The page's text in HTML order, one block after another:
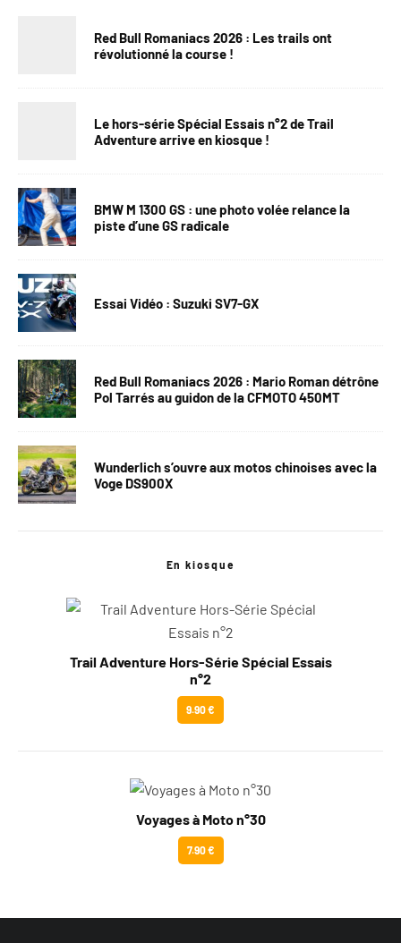
Red Bull Romaniacs 2026 : Les trails ont
révolutionné la course !
Le hors-série Spécial Essais n°2 de Trail
Adventure arrive en kiosque !
BMW M 1300 GS : une photo volée relance la
piste d’une GS radicale
Essai Vidéo : Suzuki SV7-GX
Red Bull Romaniacs 2026 : Mario Roman détrône
Pol Tarrés au guidon de la CFMOTO 450MT
Wunderlich s’ouvre aux motos chinoises avec la
Voge DS900X
En kiosque
Trail Adventure Hors-Série Spécial Essais
n°2
9.90 €
Voyages à Moto n°30
7.90 €